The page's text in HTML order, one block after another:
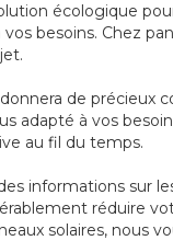
écologique
besoins. Chez
de précieux
adapté à vos
au fil du temps.
informations sur
réduire
solaires, nous